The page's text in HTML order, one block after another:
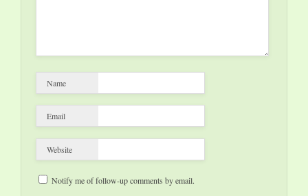
Name
Email
Website
Notify me of follow-up comments by email.